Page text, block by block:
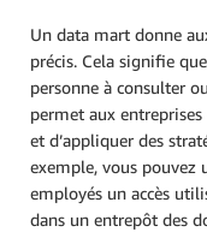
Un data mart donne
précis. Cela signifie
personne à consulter
permet aux entreprises
et d’appliquer des
exemple, vous pouvez
employés un accès
dans un entrepôt des